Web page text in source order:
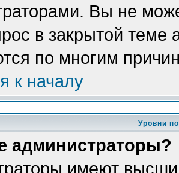
Вы не
в закрытой теме
по многим
к началу
Уровни
администраторы?
имеют